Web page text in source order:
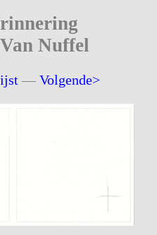
Nuffel
—Volgende>